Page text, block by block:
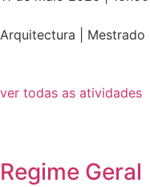
Arquitectura |
ver todas as atividades
Regime